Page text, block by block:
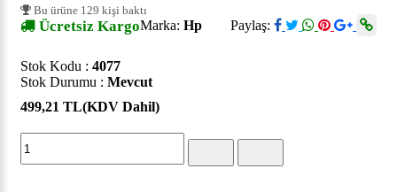
Bu ürüne 129 kişi baktı
Ücretsiz Kargo Paylaş:
Marka: Hp
Stok Kodu : 4077
Stok Durumu : Mevcut
499,21 TL(KDV Dahil)